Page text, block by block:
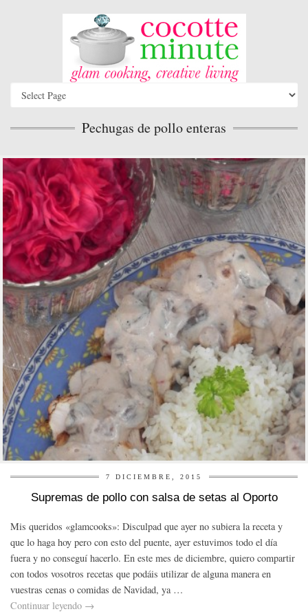
Pechugas de pollo enteras
7 DICIEMBRE, 2015
Supremas de pollo con salsa de setas al Oporto
Mis queridos «glamcooks»: Disculpad que ayer no subiera la receta y
que lo haga hoy pero con esto del puente, ayer estuvimos todo el día
fuera y no conseguí hacerlo. En este mes de diciembre, quiero compartir
con todos vosotros recetas que podáis utilizar de alguna manera en
vuestras cenas o comidas de Navidad, ya …
Continuar leyendo →